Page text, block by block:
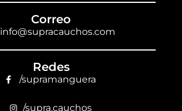
Correo
info@supracauchos.com
Redes
/supramanguera
/supra.cauchos